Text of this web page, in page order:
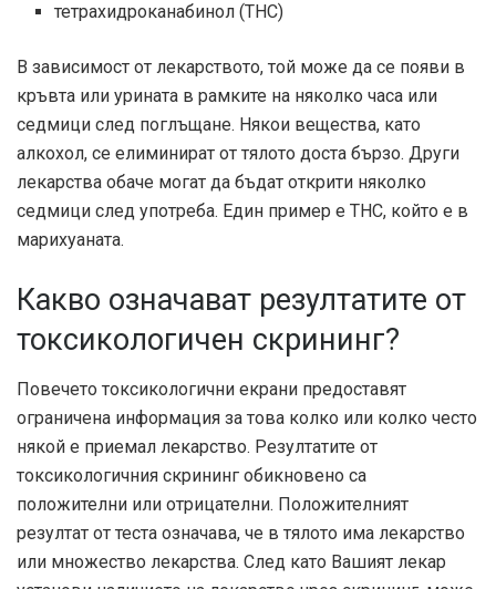
тетрахидроканабинол (THC)
В зависимост от лекарството, той може да се появи в
кръвта или урината в рамките на няколко часа или
седмици след поглъщане. Някои вещества, като
алкохол, се елиминират от тялото доста бързо. Други
лекарства обаче могат да бъдат открити няколко
седмици след употреба. Един пример е THC, който е в
марихуаната.
Какво означават резултатите от
токсикологичен скрининг?
Повечето токсикологични екрани предоставят
ограничена информация за това колко или колко често
някой е приемал лекарство. Резултатите от
токсикологичния скрининг обикновено са
положителни или отрицателни. Положителният
резултат от теста означава, че в тялото има лекарство
или множество лекарства. След като Вашият лекар